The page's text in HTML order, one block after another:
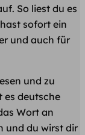
So liest du es
sofort ein
und auch für
und zu
es deutsche
Wort an
und du wirst dir